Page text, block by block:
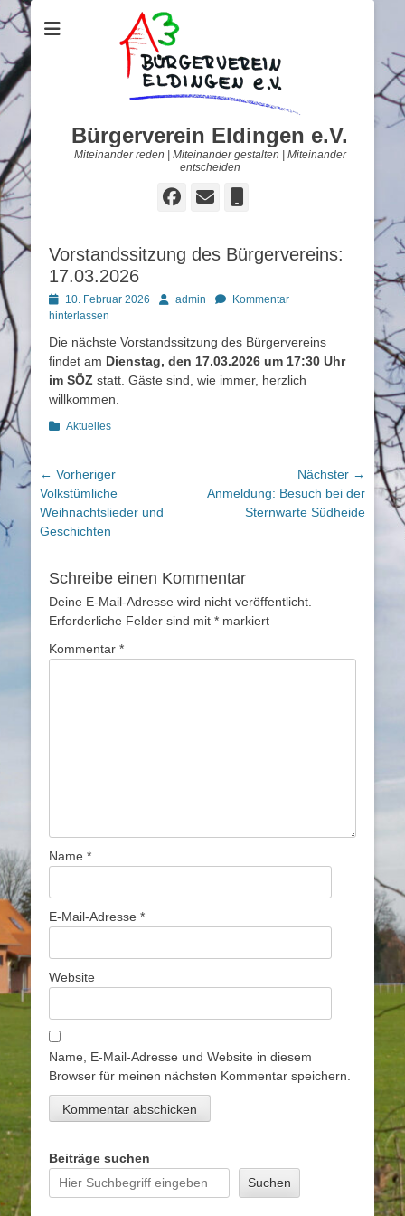
Bürgerverein Eldingen e.V.
Miteinander reden | Miteinander gestalten | Miteinander
entscheiden
Facebook
E-
Vorstandssitzung des Bürgervereins:
17.03.2026
Posted
on
10. Februar 2026 Autoradmin
Kommentar
hinterlassen
Die nächste Vorstandssitzung des Bürgervereins
findet am Dienstag, den 17.03.2026 um 17:30 Uhr
im SÖZ statt. Gäste sind, wie immer, herzlich
willkommen.
Kategorien
Aktuelles
Beitragsnavigation
← Vorheriger
Vorheriger
Beitrag:
Volkstümliche
Weihnachtslieder und
Geschichten
Nächster →
Nächster
Anmeldung: Besuch bei der
Sternwarte Südheide
Schreibe einen Kommentar
Deine E-Mail-Adresse wird nicht veröffentlicht.
Erforderliche Felder sind mit * markiert
Kommentar *
Name *
E-Mail-Adresse *
Website
Name, E-Mail-Adresse und Website in diesem
Browser für meinen nächsten Kommentar speichern.
Beiträge suchen
Suchen